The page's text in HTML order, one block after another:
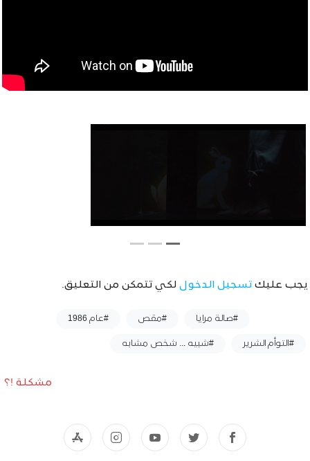
يجب عليك تسجيل الدخول لكي تتمكن من التعليق.
#صالة مرايا #مقص #عام 1986
#التوأم الشرير #شبيه ... شخص مشابه
مشكلة !؟